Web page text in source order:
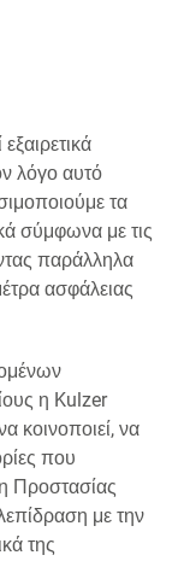
λόγο αυτό
τα
σύμφωνα με τις
παράλληλα
ασφάλειας
η Kulzer
κοινοποιεί, να
που
με την
της